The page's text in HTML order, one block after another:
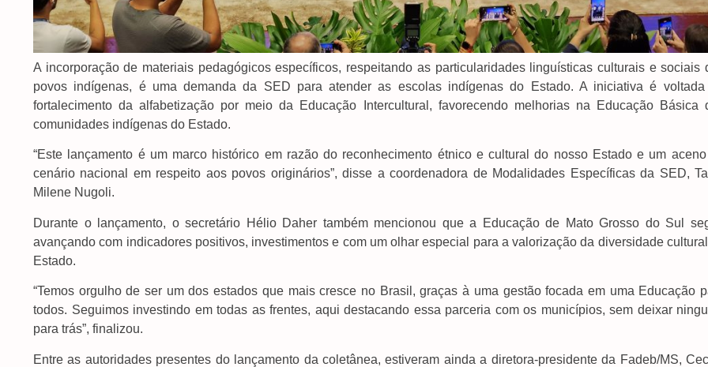
A incorporação de materiais pedagógicos específicos, respeitando as particularidades linguísticas culturais e sociais
povos indígenas, é uma demanda da SED para atender as escolas indígenas do Estado. A iniciativa é
fortalecimento da alfabetização por meio da Educação Intercultural, favorecendo melhorias na Educação Básica
comunidades indígenas do Estado.
“Este lançamento é um marco histórico em razão do reconhecimento étnico e cultural do nosso Estado e um
cenário nacional em respeito aos povos originários”, disse a coordenadora de Modalidades Específicas da SED,
Milene Nugoli.
Durante o lançamento, o secretário Hélio Daher também mencionou que a Educação de Mato Grosso do Sul
avançando com indicadores positivos, investimentos e com um olhar especial para a valorização da diversidade
Estado.
“Temos orgulho de ser um dos estados que mais cresce no Brasil, graças à uma gestão focada em uma Educação
todos. Seguimos investindo em todas as frentes, aqui destacando essa parceria com os municípios, sem deixar
para trás”, finalizou.
Entre as autoridades presentes do lançamento da coletânea, estiveram ainda a diretora-presidente da Fadeb/MS,